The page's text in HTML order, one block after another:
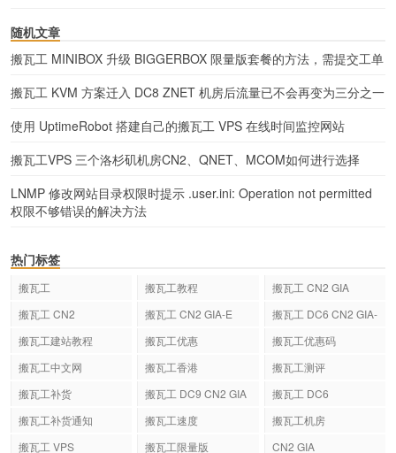
随机文章
搬瓦工 MINIBOX 升级 BIGGERBOX 限量版套餐的方法，需提交工单
搬瓦工 KVM 方案迁入 DC8 ZNET 机房后流量已不会再变为三分之一
使用 UptimeRobot 搭建自己的搬瓦工 VPS 在线时间监控网站
搬瓦工VPS 三个洛杉矶机房CN2、QNET、MCOM如何进行选择
LNMP 修改网站目录权限时提示 .user.ini: Operation not permitted
权限不够错误的解决方法
热门标签
搬瓦工 搬瓦工教程
搬瓦工 CN2 GIA
搬瓦工 CN2
搬瓦工 CN2 GIA-E
搬瓦工 DC6 CN2 GIA-
搬瓦工建站教程 搬瓦工优惠
搬瓦工优惠码
搬瓦工中文网
搬瓦工香港
搬瓦工测评
搬瓦工补货
搬瓦工 DC9 CN2 GIA
搬瓦工 DC6
搬瓦工补货通知
搬瓦工速度
搬瓦工机房
搬瓦工 VPS
搬瓦工限量版 CN2 GIA